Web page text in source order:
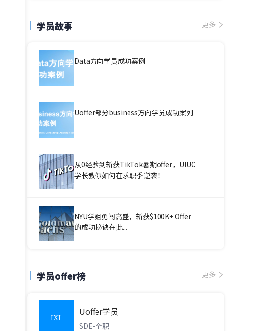
学员故事 更多
Data方向学员成功案例
Uoffer部分business方向学员成功案列
从0经验到斩获TikTok暑期offer，UIUC
学长教你如何在求职季逆袭！
NYU学姐勇闯高盛，斩获$100K+ Offer
的成功秘诀在此...
学员offer榜 更多
IXL
Uoffer学员
SDE-全职